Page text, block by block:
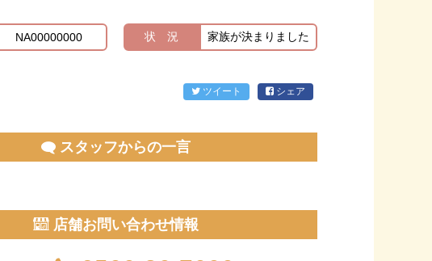
NA00000000 状 況 家族が決まりました
ツイート シェア
スタッフからの一言
店舗お問い合わせ情報